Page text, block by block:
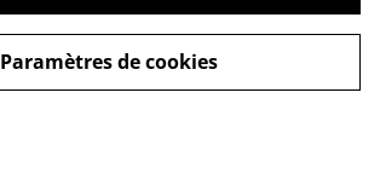
Paramètres de cookies